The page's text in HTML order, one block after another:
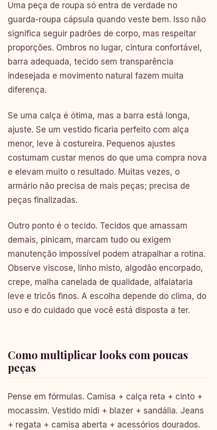
Uma peça de roupa só entra de verdade no
guarda-roupa cápsula quando veste bem. Isso não
significa seguir padrões de corpo, mas respeitar
proporções. Ombros no lugar, cintura confortável,
barra adequada, tecido sem transparência
indesejada e movimento natural fazem muita
diferença.
Se uma calça é ótima, mas a barra está longa,
ajuste. Se um vestido ficaria perfeito com alça
menor, leve à costureira. Pequenos ajustes
costumam custar menos do que uma compra nova
e elevam muito o resultado. Muitas vezes, o
armário não precisa de mais peças; precisa de
peças finalizadas.
Outro ponto é o tecido. Tecidos que amassam
demais, pinicam, marcam tudo ou exigem
manutenção impossível podem atrapalhar a rotina.
Observe viscose, linho misto, algodão encorpado,
crepe, malha canelada de qualidade, alfaiataria
leve e tricôs finos. A escolha depende do clima, do
uso e do cuidado que você está disposta a ter.
Como multiplicar looks com poucas
peças
Pense em fórmulas. Camisa + calça reta + cinto +
mocassim. Vestido midi + blazer + sandália. Jeans
+ regata + camisa aberta + acessórios dourados.